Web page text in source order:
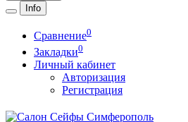
Info
Сравнение0
Закладки0
Личный кабинет
Авторизация
Регистрация